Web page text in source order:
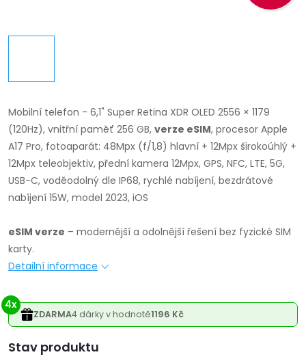
Mobilní telefon - 6,1" Super Retina XDR OLED 2556 × 1179
(120Hz), vnitřní paměť 256 GB, verze eSIM, procesor Apple
A17 Pro, fotoaparát: 48Mpx (f/1,8) hlavní + 12Mpx širokoúhlý +
12Mpx teleobjektiv, přední kamera 12Mpx, GPS, NFC, LTE, 5G,
USB-C, voděodolný dle IP68, rychlé nabíjení, bezdrátové
nabíjení 15W, model 2023, iOS
eSIM verze – modernější a odolnější řešení bez fyzické SIM
karty.
Detailní informace
4x
ZDARMA4 dárky v hodnotě1196 Kč